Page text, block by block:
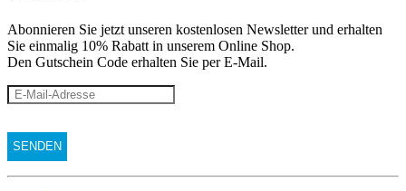
Abonnieren Sie jetzt unseren kostenlosen Newsletter und erhalten
Sie einmalig 10% Rabatt in unserem Online Shop.
Den Gutschein Code erhalten Sie per E-Mail.